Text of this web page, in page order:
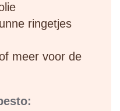
ringetjes
meer voor de